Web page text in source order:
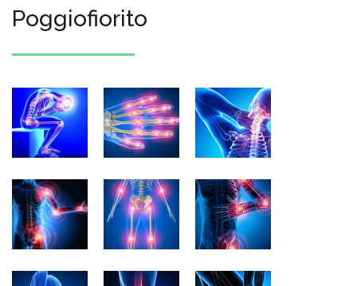
Poggiofiorito